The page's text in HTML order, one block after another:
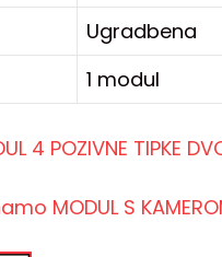
Ugradbena
1 modul
4 POZIVNE TIPKE
MODUL S